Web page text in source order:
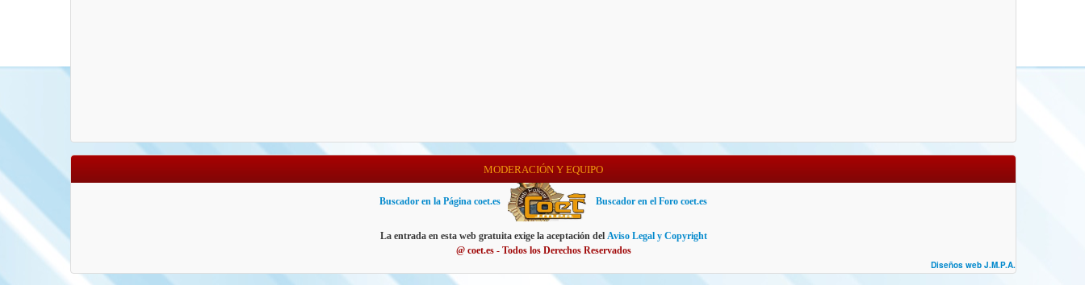
MODERACIÓN Y EQUIPO
Buscador en la Página coet.es Buscador en el Foro coet.es
La entrada en esta web gratuita exige la aceptación del Aviso Legal y Copyright
@ coet.es - Todos los Derechos Reservados
Diseños web J.M.P.A.